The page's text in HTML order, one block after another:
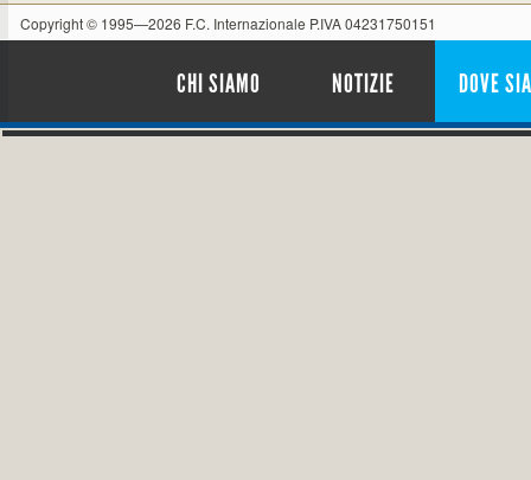
Copyright © 1995—2026 F.C. Internazionale P.IVA 04231750151
CHI SIAMO NOTIZIE DOVE